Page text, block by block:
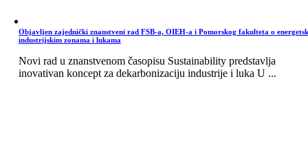
Objavljen zajednički znanstveni rad FSB-a, OIEH-a i Pomorskog fakulteta o
industrijskim zonama i lukama
Novi rad u znanstvenom časopisu Sustainability predstavlja
inovativan koncept za dekarbonizaciju industrije i luka U ...